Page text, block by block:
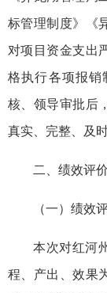
标管理制度》《
对项目资金支出
格执行各项报销
核、领导审批后
真实、完整、及时
二、绩效评
（一）绩效
本次对红河
程、产出、效果